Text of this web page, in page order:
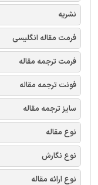
نشریه
فرمت مقاله انگلیسی
فرمت ترجمه مقاله
فونت ترجمه مقاله
سایز ترجمه مقاله
نوع مقاله
نوع نگارش
نوع ارائه مقاله